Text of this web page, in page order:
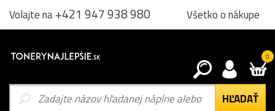
Volajte na+421 947 938 980 Všetko o nákupe
0